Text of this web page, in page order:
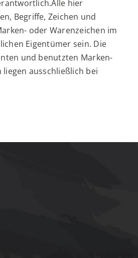
hier
Begriffe, Zeichen und
oder Warenzeichen im
Eigentümer sein. Die
und benutzten Marken-
liegen ausschließlich bei